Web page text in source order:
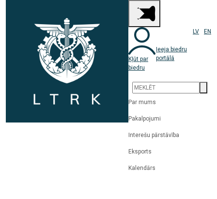
Kļūt par
biedru
Ieeja biedru
portālā
LV EN
Par mums
Pakalpojumi
Interešu pārstāvība
Eksports
Kalendārs